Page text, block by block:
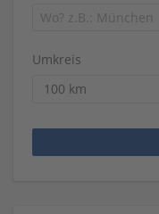
Umkreis